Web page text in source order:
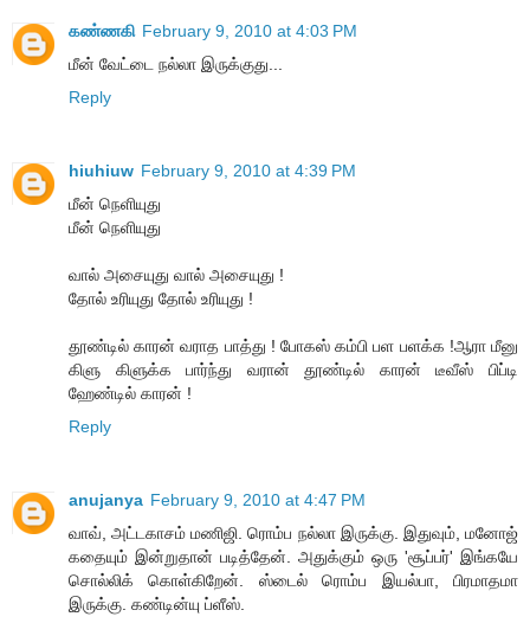
கண்ணகி February 9, 2010 at 4:03 PM
மீன் வேட்டை நல்லா இருக்குது...
Reply
hiuhiuw February 9, 2010 at 4:39 PM
மீன் நெளியுது
மீன் நெளியுது
வால் அசையுது வால் அசையுது !
தோல் உரியுது தோல் உரியுது !
தூண்டில் காரன் வராத பாத்து ! போகஸ் கம்பி பள பளக்க !ஆரா மீனு
கிளு கிளுக்க பார்ந்து வரான் தூண்டில் காரன் டீவீஸ் பிப்டி
ஹேண்டில் காரன் !
Reply
anujanya February 9, 2010 at 4:47 PM
வாவ், அட்டகாசம் மணிஜி. ரொம்ப நல்லா இருக்கு. இதுவும், மனோஜ்
கதையும் இன்றுதான் படித்தேன். அதுக்கும் ஒரு 'சூப்பர்' இங்கயே
சொல்லிக் கொள்கிறேன். ஸ்டைல் ரொம்ப இயல்பா, பிரமாதமா
இருக்கு. கண்டின்யு ப்ளீஸ்.